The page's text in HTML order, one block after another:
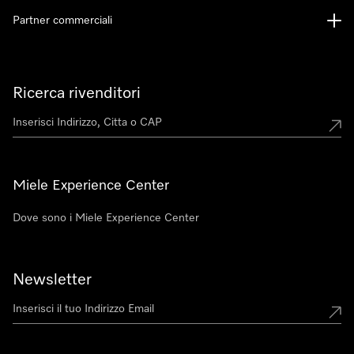
Ricerca rivenditori
Miele Experience Center
Dove sono i Miele Experience Center
Newsletter
Partner commerciali